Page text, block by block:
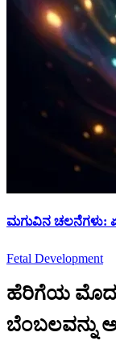
ಮಗುವಿನ ಚಲನೆಗಳು:
Fetal Development
ಹೆರಿಗೆಯ
ಬೆಂಬಲವನ್ನು